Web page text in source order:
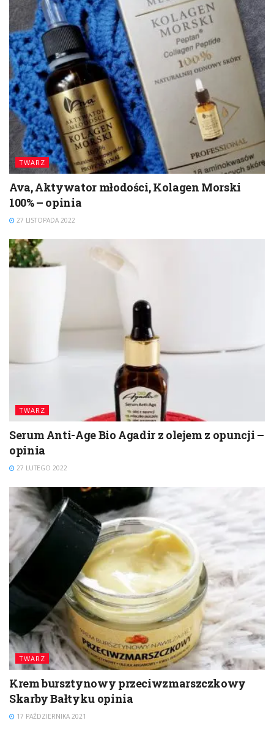
TWARZ
Ava, Aktywator młodości, Kolagen Morski
100% – opinia
27 LISTOPADA 2022
TWARZ
Serum Anti-Age Bio Agadir z olejem z opuncji –
opinia
27 LUTEGO 2022
TWARZ
Krem bursztynowy przeciwzmarszczkowy
Skarby Bałtyku opinia
17 PAŹDZIERNIKA 2021